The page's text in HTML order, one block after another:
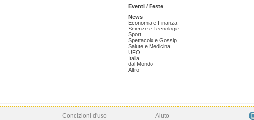
Eventi / Feste
News
Economia e Finanza
Scienze e Tecnologie
Sport
Spettacolo e Gossip
Salute e Medicina
UFO
Italia
dal Mondo
Altro
Condizioni d'uso Aiuto